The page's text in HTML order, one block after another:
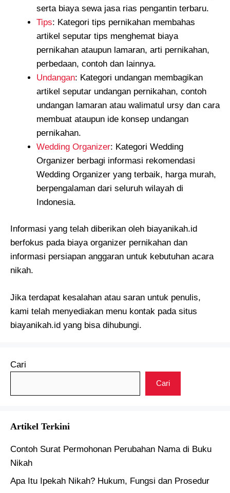
serta biaya sewa jasa rias pengantin terbaru.
Tips: Kategori tips pernikahan membahas
artikel seputar tips menghemat biaya
pernikahan ataupun lamaran, arti pernikahan,
perbedaan, contoh dan lainnya.
Undangan: Kategori undangan membagikan
artikel seputar undangan pernikahan, contoh
undangan lamaran atau walimatul ursy dan cara
membuat ataupun ide konsep undangan
pernikahan.
Wedding Organizer: Kategori Wedding
Organizer berbagi informasi rekomendasi
Wedding Organizer yang terbaik, harga murah,
berpengalaman dari seluruh wilayah di
Indonesia.
Informasi yang telah diberikan oleh biayanikah.id
berfokus pada biaya organizer pernikahan dan
informasi persiapan anggaran untuk kebutuhan acara
nikah.
Jika terdapat kesalahan atau saran untuk penulis,
kami telah menyediakan menu kontak pada situs
biayanikah.id yang bisa dihubungi.
Cari
Cari
Artikel Terkini
Contoh Surat Permohonan Perubahan Nama di Buku
Nikah
Apa Itu Ipekah Nikah? Hukum, Fungsi dan Prosedur